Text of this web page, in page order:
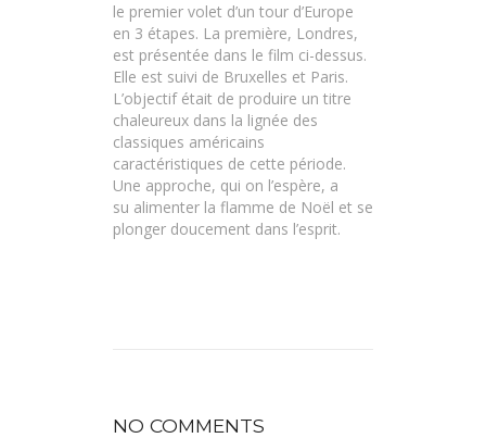
le premier volet d’un tour d’Europe
en 3 étapes. La première, Londres,
est présentée dans le film ci-dessus.
Elle est suivi de Bruxelles et Paris.
L’objectif était de produire un titre
chaleureux dans la lignée des
classiques américains
caractéristiques de cette période.
Une approche, qui on l’espère, a
su alimenter la flamme de Noël et se
plonger doucement dans l’esprit.
NO COMMENTS